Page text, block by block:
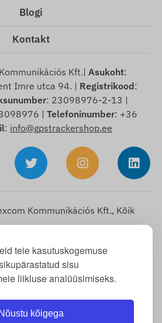
teie kasutuskogemuse
sisu
liikluse analüüsimiseks.
Nõustu kõigega
Blogi
Kontakt
Kft.| Asukoht:
Imre utca 94. | Registrikood:
: 23098976-2-13 |
| Telefoninumber: +36
: info@gpstrackershop.ee
Kommunikációs Kft., Kõik
▼
-Impressum
Taganemisõigus-Tarneinfo-Üldised